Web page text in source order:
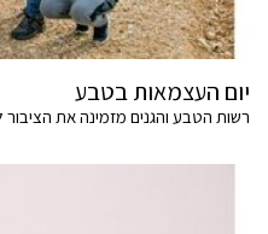
יום העצמאות בטבע
רשות הטבע והגנים מזמינה את הציבור